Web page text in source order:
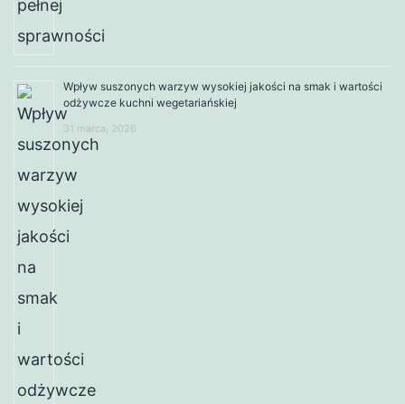
Wpływ suszonych warzyw wysokiej jakości na smak i wartości
odżywcze kuchni wegetariańskiej
31 marca, 2026